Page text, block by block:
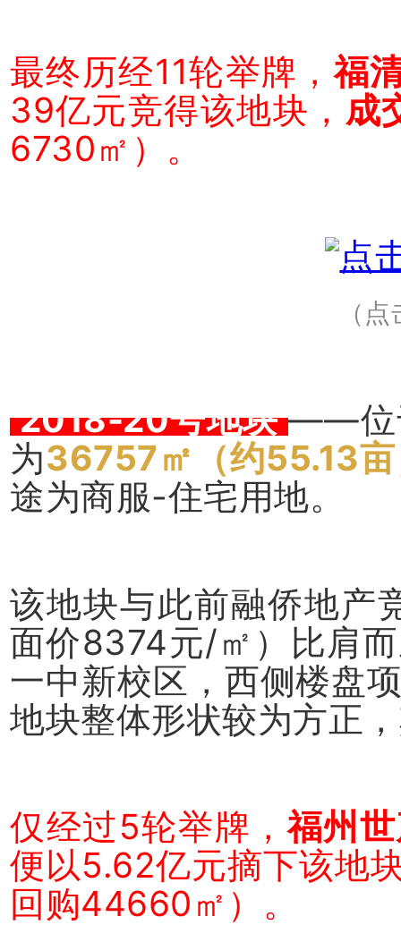
最终历经11轮举牌，福
39亿元竞得该地块， 成
6730㎡）。
（
2018-20号地块——位
为36757㎡（约55.13
途为商服-住宅用地。
该地块与此前融侨地
面价8374元/㎡）比肩
一中新校区，西侧楼盘
地块整体形状较为方正
仅经过5轮举牌，福州
便以5.62亿元摘下该地
回购44660㎡）。